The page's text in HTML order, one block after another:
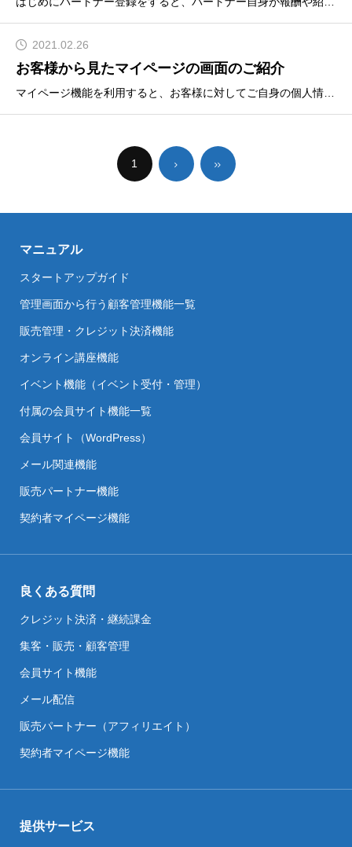
2021.02.26
お客様から見たマイページの画面のご紹介
1
マニュアル
スタートアップガイド
管理画面から行う顧客管理機能一覧
販売管理・クレジット決済機能
オンライン講座機能
イベント機能（イベント受付・管理）
付属の会員サイト機能一覧
会員サイト（WordPress）
メール関連機能
販売パートナー機能
契約者マイページ機能
良くある質問
クレジット決済・継続課金
集客・販売・顧客管理
会員サイト機能
メール配信
販売パートナー（アフィリエイト）
契約者マイページ機能
提供サービス